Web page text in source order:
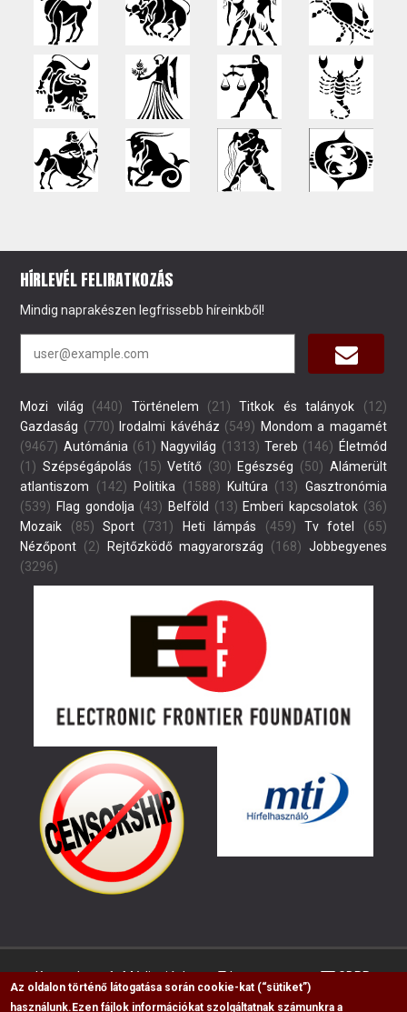
HÍRLEVÉL FELIRATKOZÁS
Mindig naprakészen legfrissebb híreinkből!
Mozi világ (440) Történelem (21) Titkok és talányok (12)
Gazdaság (770) Irodalmi kávéház (549) Mondom a magamét
(9467) Autómánia(61) Nagyvilág (1313) Tereb (146) Életmód
(1) Szépségápolás (15) Vetítő (30) Egészség (50) Alámerült
atlantiszom (142) Politika (1588) Kultúra(13) Gasztronómia
(539) Flag gondolja(43) Belföld (13) Emberi kapcsolatok (36)
Mozaik (85) Sport (731) Heti lámpás (459) Tv fotel
(65)
Nézőpont (2) Rejtőzködő magyarország (168) Jobbegyenes
(3296)
Kapcsolat Médiaajánlat Impresszum GDPR
Az oldalon történő látogatása során cookie-kat (“sütiket”)
használunk. Ezen fájlok információkat szolgáltatnak számunkra a